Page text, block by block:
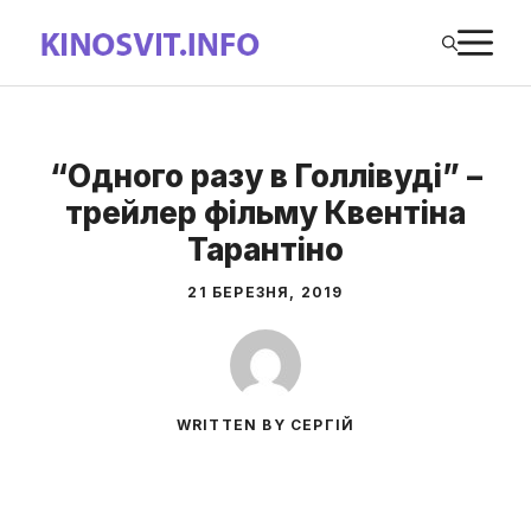
вмісту
“Одного разу в Голлівуді” –
трейлер фільму Квентіна
Тарантіно
21 БЕРЕЗНЯ, 2019
WRITTEN BY СЕРГІЙ